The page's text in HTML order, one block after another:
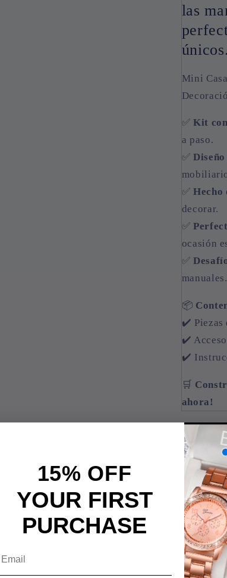
las
únicos.
Mini
✅Kit
a paso.
✅
✅Hecho
decorar.
✅
ocasión
✅
manuales.
📦
✔️ Piezas
✔️
✔️
🛒
ahora!
Share
15% OFF
YOUR FIRST
PURCHASE